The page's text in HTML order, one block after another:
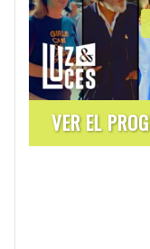
VER EL